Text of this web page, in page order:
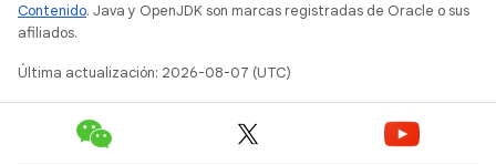
Contenido. Java y OpenJDK son marcas registradas de Oracle o sus
afiliados.
Última actualización: 2026-08-07 (UTC)